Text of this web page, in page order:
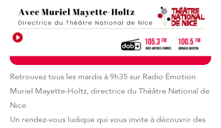
Retrouvez tous les mardis à 9h35 sur Radio Émotion
Muriel Mayette-Holtz, directrice du Théâtre National de
Nice.
Un rendez-vous ludique qui vous invite à découvrir des